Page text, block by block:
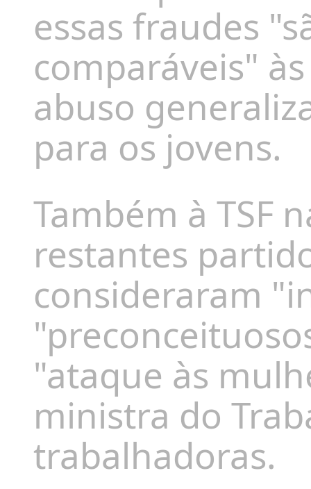
essas fraudes
comparáveis"
abuso
para os jovens.
Também à TSF
restantes
consideraram
"ataque às
ministra do
trabalhadoras.